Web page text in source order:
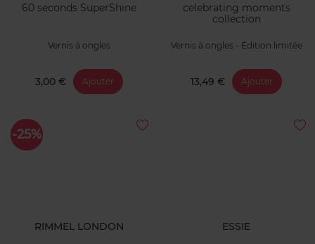
60 seconds SuperShine
Vernis à ongles
3,00 € Ajouter
celebrating moments
collection
Vernis à ongles - Édition limitée
13,49 € Ajouter
-25%
RIMMEL LONDON ESSIE